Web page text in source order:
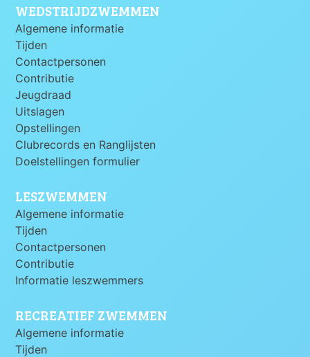
WEDSTRIJDZWEMMEN
Algemene informatie
Tijden
Contactpersonen
Contributie
Jeugdraad
Uitslagen
Opstellingen
Clubrecords en Ranglijsten
Doelstellingen formulier
LESZWEMMEN
Algemene informatie
Tijden
Contactpersonen
Contributie
Informatie leszwemmers
RECREATIEF ZWEMMEN
Algemene informatie
Tijden